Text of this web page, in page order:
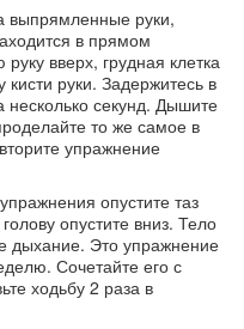
выпрямленные руки,
в прямом
вверх, грудная клетка
кисти руки. Задержитесь в
секунд. Дышите
то же самое в
упражнение
опустите таз
опустите вниз. Тело
дыхание. Это упражнение
Сочетайте его с
ходьбу 2 раза в